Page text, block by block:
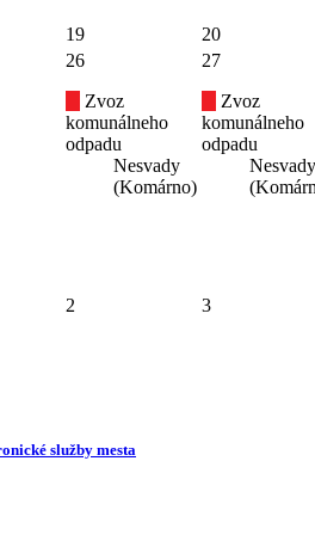
19 20
26
Zvoz
komunálneho
odpadu
Nesvady
(Komárno)
27
Zvoz
komunálneho
odpadu
Nesvady
2 3
služby mesta